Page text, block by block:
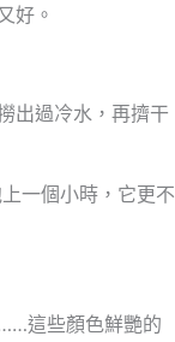
好。
出過冷水，再擠干
一個小時，它更不
這些顏色鮮艷的